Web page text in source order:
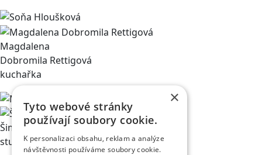
Magdalena
Dobromila Rettigová
kuchařka
Šimon Chvátil
student medicíny
×
Tyto webové stránky
používají soubory cookie.
K personalizaci obsahu, reklam a analýze
návštěvnosti používáme soubory cookie.